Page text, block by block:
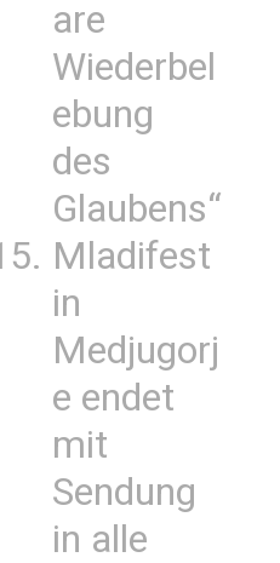
are
Wiederbel
ebung
des
Glaubens“
Mladifest
in
Medjugorj
e endet
mit
Sendung
in alle